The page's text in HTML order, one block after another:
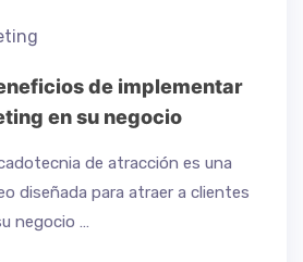
de implementar
en su negocio
de atracción es una
diseñada para atraer a clientes
negocio …